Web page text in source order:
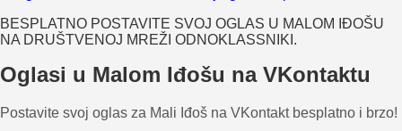
BESPLATNO POSTAVITE SVOJ OGLAS U MALOM IĐOŠU
NA DRUŠTVENOJ MREŽI ODNOKLASSNIKI.
Oglasi u Malom Iđošu na VKontaktu
Postavite svoj oglas za Mali Iđoš na VKontakt besplatno i brzo!